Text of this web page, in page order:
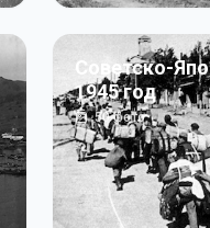
Советско-
1945 год
50фото